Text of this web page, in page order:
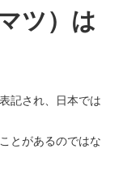
ツ）は
記され、日本では
とがあるのではな